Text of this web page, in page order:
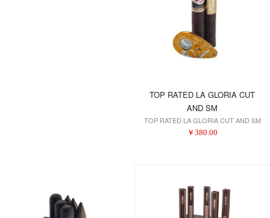
TOP RATED LA GLORIA CUT
AND SM
TOP RATED LA GLORIA CUT AND SM
￥ 380.00